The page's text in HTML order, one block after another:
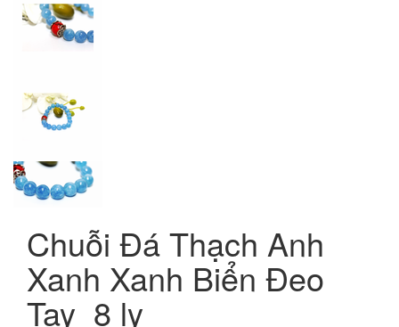
Chuỗi Đá Thạch Anh
Xanh Xanh Biển Đeo
Tay_8 ly